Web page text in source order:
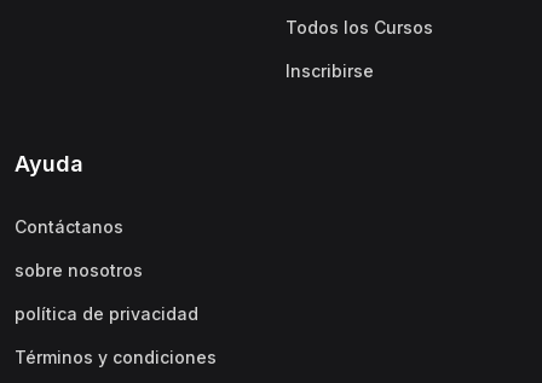
Todos los Cursos
Inscribirse
Ayuda
Contáctanos
sobre nosotros
política de privacidad
Términos y condiciones